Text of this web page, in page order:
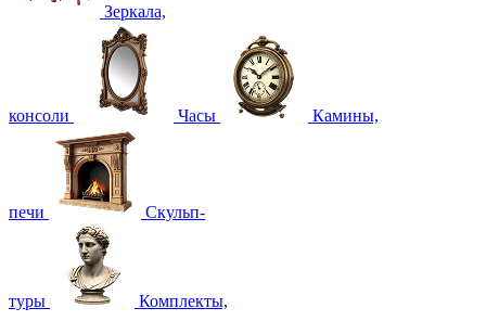
Зеркала,
консоли Часы Камины,
печи Скульп-
туры Комплекты,